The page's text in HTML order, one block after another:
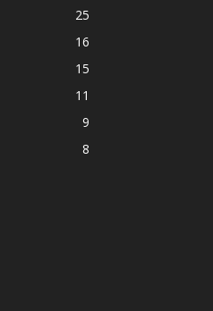
25
16
15
11
9
8